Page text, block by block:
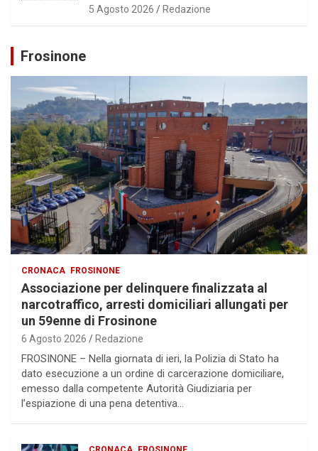
5 Agosto 2026 Redazione
Frosinone
CRONACA FROSINONE
Associazione per delinquere finalizzata al
narcotraffico, arresti domiciliari allungati per
un 59enne di Frosinone
6 Agosto 2026 Redazione
FROSINONE – Nella giornata di ieri, la Polizia di Stato ha
dato esecuzione a un ordine di carcerazione domiciliare,
emesso dalla competente Autorità Giudiziaria per
l’espiazione di una pena detentiva…